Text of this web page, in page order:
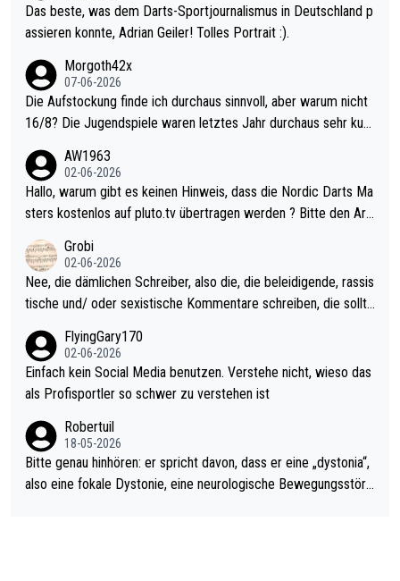
Das beste, was dem Darts-Sportjournalismus in Deutschland p
assieren konnte, Adrian Geiler! Tolles Portrait :).
Morgoth42x
07-06-2026
Die Aufstockung finde ich durchaus sinnvoll, aber warum nicht
16/8? Die Jugendspiele waren letztes Jahr durchaus sehr kurz
Allerdings ist Mitchell Lawrie als Nummer 1 der Welt eh qualifi
ziert. Somit ändert die automatische Qualifikation des Weltmei
sters erstmal nichts. Ich denke sie wollen damit für nächstes J
ohl wenig WDF Turniere spielen. Dies war bei Archie Self letzt
es Jahr der Fall. Er musste als amtierender Weltmeister durch
den Qualifier und ich glaube kaum, dass Mitchel sich das (in Ve
gas) antun würde, wenn er doch eigentlich die PDC-WM als Zi
el hat.
AW1963
02-06-2026
Hallo, warum gibt es keinen Hinweis, dass die Nordic Darts Ma
sters kostenlos auf pluto.tv übertragen werden ? Bitte den Arti
Grobi
02-06-2026
Nee, die dämlichen Schreiber, also die, die beleidigende, rassis
tische und/ oder sexistische Kommentare schreiben, die sollte
s Leben in den Griff kriegen. Nur eins wundert mich: Luke Little
r war doch neulich erst derjenige, der über Social Media GvV p
rovoziert hat. Und Littlers Mutter schießt öfters mal gegen Ric
FlyingGary170
02-06-2026
Einfach kein Social Media benutzen. Verstehe nicht, wieso das
als Profisportler so schwer zu verstehen ist
Robertuil
18-05-2026
Bitte genau hinhören: er spricht davon, dass er eine „dystonia“,
also eine fokale Dystonie, eine neurologische Bewegungsstöru